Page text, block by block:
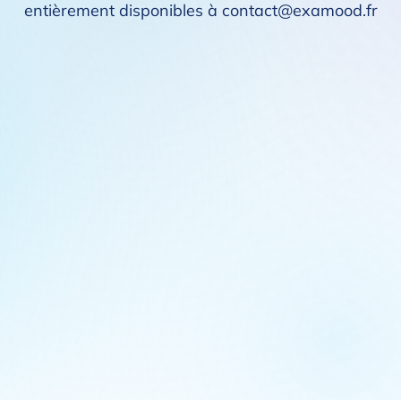
entièrement disponibles à contact@examood.fr